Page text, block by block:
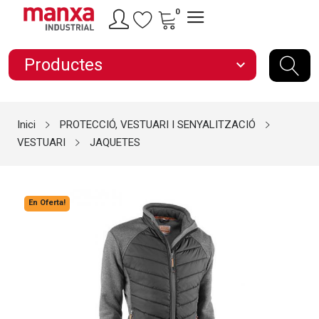
0
Productes expand_more
Inici
PROTECCIÓ, VESTUARI I SENYALITZACIÓ
VESTUARI
JAQUETES
En Oferta!